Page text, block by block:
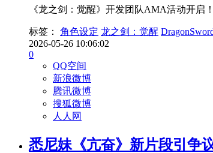
《龙之剑：觉醒》开发团队AMA活动开启
标签： 角色设定 龙之剑：觉醒
2026-05-26 10:06:02
0
QQ空间
新浪微博
腾讯微博
搜狐微博
人人网
悉尼妹《亢奋》新片段引争